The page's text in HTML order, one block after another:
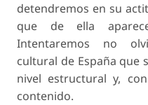
detendremos en su
que de ella
Intentaremos no
cultural de España que
nivel estructural y,
contenido.